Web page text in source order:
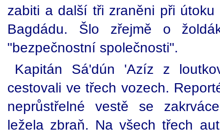
zabiti a další tři zraněni při
Bagdádu. Šlo zřejmě o
"bezpečnostní společnosti".
Kapitán Sá'dún 'Azíz z
cestovali ve třech vozech.
neprůstřelné vestě se
ležela zbraň. Na všech třech